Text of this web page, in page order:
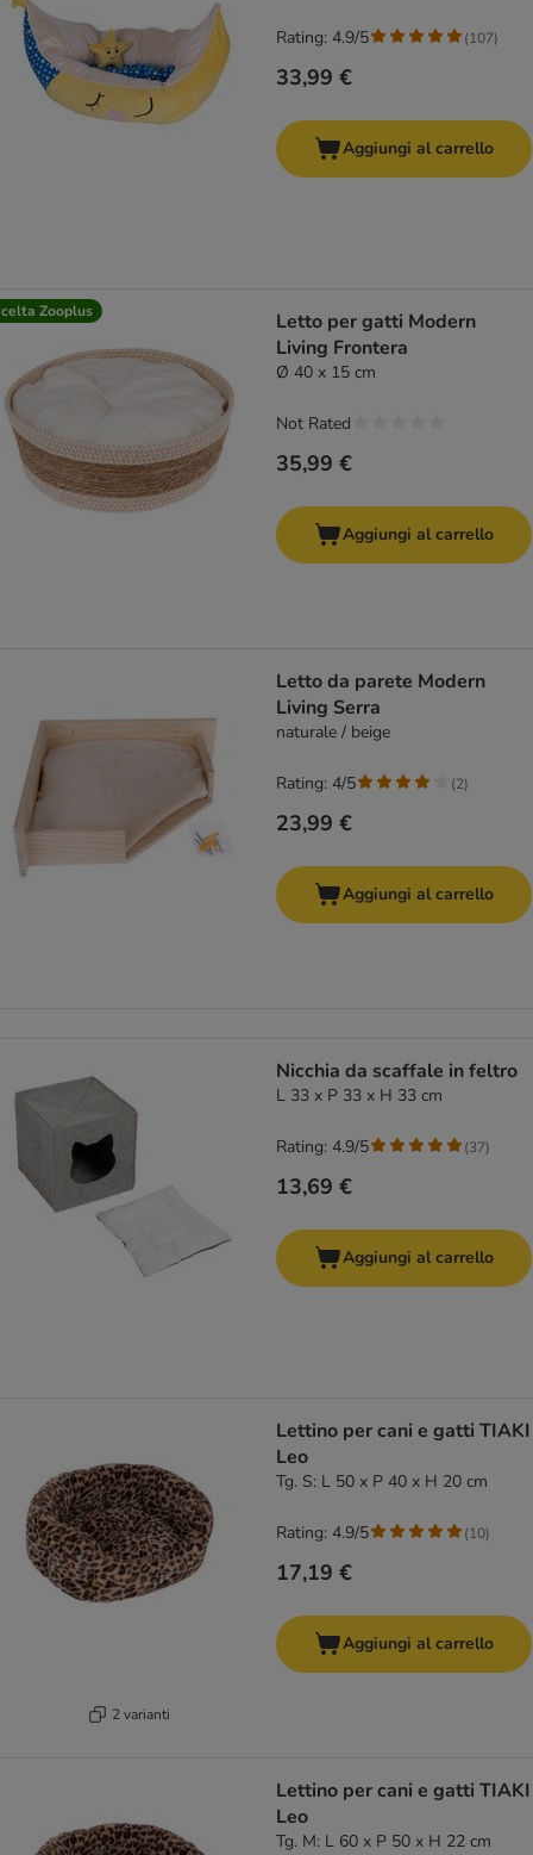
33,99 €
Rating: 4.9/5 (107)
Aggiungi al carrello
Zooplus
Letto per gatti Modern
Living Frontera
Ø 40 x 15 cm
35,99 €
Not Rated
Aggiungi al carrello
Letto da parete Modern
Living Serra
naturale / beige
23,99 €
Rating: 4/5 (2)
Aggiungi al carrello
Nicchia da scaffale in feltro
L 33 x P 33 x H 33 cm
13,69 €
Rating: 4.9/5 (37)
Aggiungi al carrello
2 varianti
Lettino per cani e gatti TIAKI
Leo
Tg. S: L 50 x P 40 x H 20 cm
17,19 €
Rating: 4.9/5 (10)
Aggiungi al carrello
Lettino per cani e gatti TIAKI
Leo
Tg. M: L 60 x P 50 x H 22 cm